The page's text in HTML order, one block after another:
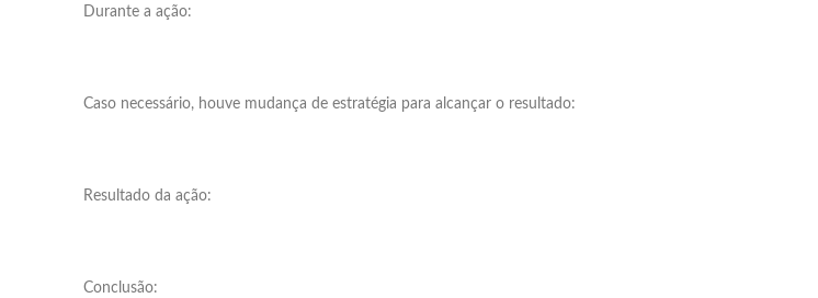
Durante a ação:
Caso necessário, houve mudança de estratégia para alcançar o resultado:
Resultado da ação:
Conclusão: